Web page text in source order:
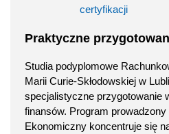
certyfikacji
Praktyczne
Studia podyplomowe
Marii Curie-Skłodowskiej w
specjalistyczne przygotowanie
finansów. Program prowadzony
Ekonomiczny koncentruje się